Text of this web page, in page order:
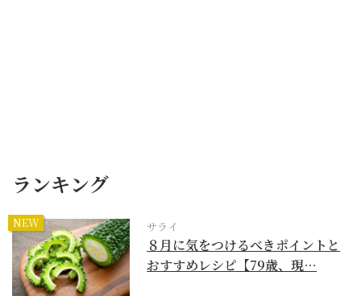
ランキング
NEW サライ
８月に気をつけるべきポイントと
おすすめレシピ【79歳、現…